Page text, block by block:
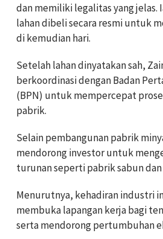
dan memiliki legalitas yang jelas.
lahan dibeli secara resmi untuk
di kemudian hari.
Setelah lahan dinyatakan sah,
berkoordinasi dengan Badan
(BPN) untuk mempercepat
pabrik.
Selain pembangunan pabrik
mendorong investor untuk
turunan seperti pabrik sabun
Menurutnya, kehadiran industri
membuka lapangan kerja bagi
serta mendorong pertumbuhan